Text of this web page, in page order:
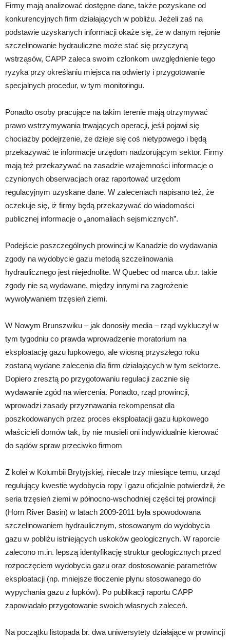
Firmy mają analizować dostępne dane, także pozyskane od
konkurencyjnych firm działających w pobliżu. Jeżeli zaś na
podstawie uzyskanych informacji okaże się, że w danym rejonie
szczelinowanie hydrauliczne może stać się przyczyną
wstrząsów, CAPP zaleca swoim członkom uwzględnienie tego
ryzyka przy określaniu miejsca na odwierty i przygotowanie
specjalnych procedur, w tym monitoringu.
Ponadto osoby pracujące na takim terenie mają otrzymywać
prawo wstrzymywania trwających operacji, jeśli pojawi się
chociażby podejrzenie, że dzieje się coś nietypowego i będą
przekazywać te informacje urzędom nadzorującym sektor. Firmy
mają też przekazywać na zasadzie wzajemności informacje o
czynionych obserwacjach oraz raportować urzędom
regulacyjnym uzyskane dane. W zaleceniach napisano też, że
oczekuje się, iż firmy będą przekazywać do wiadomości
publicznej informacje o „anomaliach sejsmicznych”.
Podejście poszczególnych prowincji w Kanadzie do wydawania
zgody na wydobycie gazu metodą szczelinowania
hydraulicznego jest niejednolite. W Quebec od marca ub.r. takie
zgody nie są wydawane, między innymi na zagrożenie
wywoływaniem trzęsień ziemi.
W Nowym Brunszwiku – jak donosiły media – rząd wykluczył w
tym tygodniu co prawda wprowadzenie moratorium na
eksploatację gazu łupkowego, ale wiosną przyszłego roku
zostaną wydane zalecenia dla firm działających w tym sektorze.
Dopiero zresztą po przygotowaniu regulacji zacznie się
wydawanie zgód na wiercenia. Ponadto, rząd prowincji,
wprowadzi zasady przyznawania rekompensat dla
poszkodowanych przez proces eksploatacji gazu łupkowego
właścicieli domów tak, by nie musieli oni indywidualnie kierować
do sądów spraw przeciwko firmom
Z kolei w Kolumbii Brytyjskiej, niecałe trzy miesiące temu, urząd
regulujący kwestie wydobycia ropy i gazu oficjalnie potwierdził, że
seria trzęsień ziemi w północno-wschodniej części tej prowincji
(Horn River Basin) w latach 2009-2011 była spowodowana
szczelinowaniem hydraulicznym, stosowanym do wydobycia
gazu w pobliżu istniejących uskoków geologicznych. W raporcie
zalecono m.in. lepszą identyfikację struktur geologicznych przed
rozpoczęciem wydobycia gazu oraz dostosowanie parametrów
eksploatacji (np. mniejsze tłoczenie płynu stosowanego do
wypychania gazu z łupków). Po publikacji raportu CAPP
zapowiadało przygotowanie swoich własnych zaleceń.
Na początku listopada br. dwa uniwersytety działające w prowincji